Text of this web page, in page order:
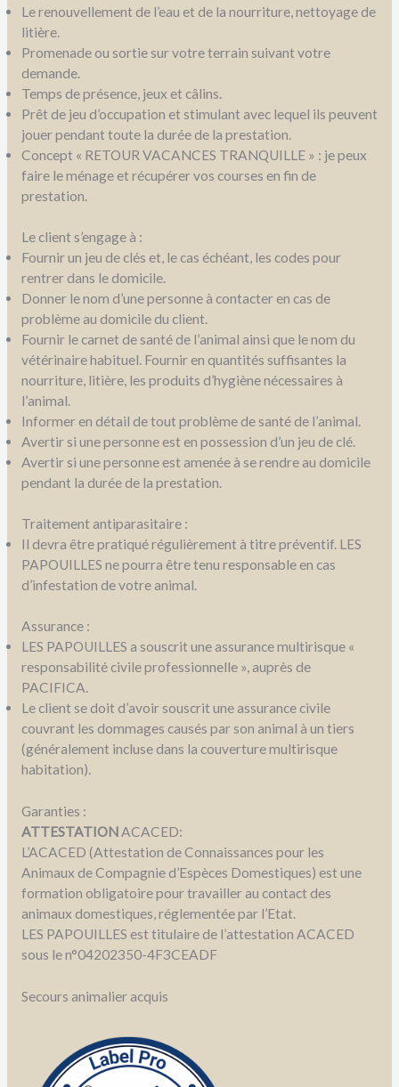
Le renouvellement de l’eau et de la nourriture, nettoyage de
litière.
Promenade ou sortie sur votre terrain suivant votre
demande.
Temps de présence, jeux et câlins.
Prêt de jeu d’occupation et stimulant avec lequel ils peuvent
jouer pendant toute la durée de la prestation.
Concept « RETOUR VACANCES TRANQUILLE » : je peux
faire le ménage et récupérer vos courses en fin de
prestation.
Le client s’engage à :
Fournir un jeu de clés et, le cas échéant, les codes pour
rentrer dans le domicile.
Donner le nom d’une personne à contacter en cas de
problème au domicile du client.
Fournir le carnet de santé de l’animal ainsi que le nom du
vétérinaire habituel. Fournir en quantités suffisantes la
nourriture, litière, les produits d’hygiène nécessaires à
l’animal.
Informer en détail de tout problème de santé de l’animal.
Avertir si une personne est en possession d’un jeu de clé.
Avertir si une personne est amenée à se rendre au domicile
pendant la durée de la prestation.
Traitement antiparasitaire :
Il devra être pratiqué régulièrement à titre préventif. LES
PAPOUILLES ne pourra être tenu responsable en cas
d’infestation de votre animal.
Assurance :
LES PAPOUILLES a souscrit une assurance multirisque «
responsabilité civile professionnelle », auprès de
PACIFICA.
Le client se doit d’avoir souscrit une assurance civile
couvrant les dommages causés par son animal à un tiers
(généralement incluse dans la couverture multirisque
habitation).
Garanties :
ATTESTATIONACACED:
L’ACACED (Attestation de Connaissances pour les
Animaux de Compagnie d’Espèces Domestiques) est une
formation obligatoire pour travailler au contact des
animaux domestiques, réglementée par l’Etat.
LES PAPOUILLES est titulaire de l’attestation ACACED
sous le n°04202350-4F3CEADF
Secours animalier acquis